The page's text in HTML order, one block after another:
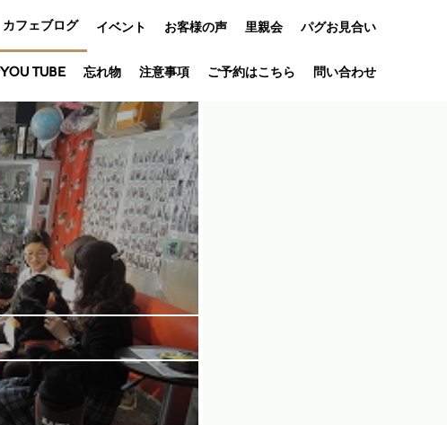
カフェブログ イベント
オフ会
アニバーサリ
ー
お客様の声 里親会 パグお見合い
YOU TUBE 忘れ物 注意事項 ご予約はこちら 問い合わせ